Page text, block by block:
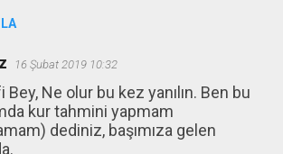
16 Şubat 2019 10:32
Bey, Ne olur bu kez yanılın. Ben bu
kur tahmini yapmam
dediniz, başımıza gelen